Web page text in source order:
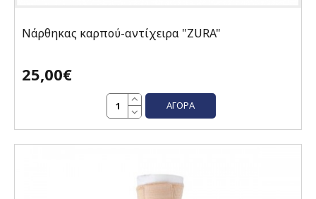
Νάρθηκας καρπού-αντίχειρα "ΖURA"
25,00€
ΑΓΟΡΆ